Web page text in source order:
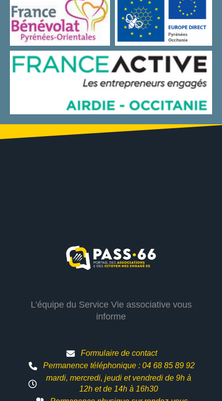
L’équipe du Service Vie associative vous
informe
Formulaire de contact
Permanence téléphonique : 04 68 85 89 92
mardi, mercredi, jeudi et vendredi de 9h à
12h etde 14h à 16h30